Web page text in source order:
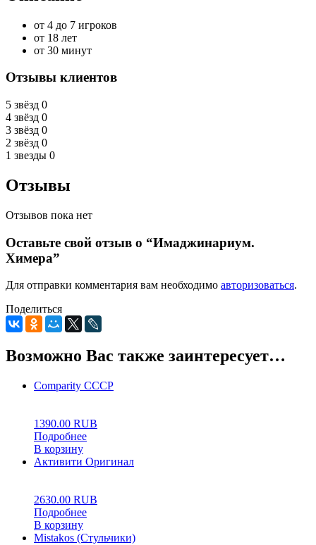
от 4 до 7 игроков
от 18 лет
от 30 минут
Отзывы клиентов
5 звёзд 0
4 звёзд 0
3 звёзд 0
2 звёзд 0
1 звезды 0
Отзывы
Отзывов пока нет
Оставьте свой отзыв о “Имаджинариум.
Химера”
Для отправки комментария вам необходимо авторизоваться.
Поделиться
Возможно Вас также заинтересует…
Comparity СССР
1390.00 RUB
Подробнее
В корзину
Активити Оригинал
2630.00 RUB
Подробнее
В корзину
Mistakos (Стульчики)